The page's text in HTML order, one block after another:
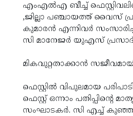
എംഎൽഎ ബീച്ച്
,ജില്ലാ പഞ്ചായത്ത് വൈസ്
കുമാരൻ എന്നിവർ
സി മാനേജർ യുഎസ്
മികവുറ്റതാക്കാൻ
ഫെസ്റ്റിൽ വിപുലമായ
ഫെസ്റ്റ് ഒന്നാം
സംഘാടകർ. സി എച്ച്